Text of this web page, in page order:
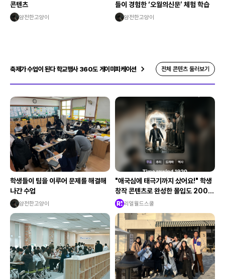
콘텐츠
얌전한고양이
들이 경험한 ‘오월의신문’ 체험 학습
얌전한고양이
축제가 수업이 된다 학교행사 360도 게이미피케이션 전체 콘텐츠 둘러보기
학생들이 팀을 이루어 문제를 해결해
나간 수업
얌전한고양이
"애국심에 태극기까지 샀어요!" 학생
창작 콘텐츠로 완성한 몰입도 200%
수학여행
리얼월드스쿨